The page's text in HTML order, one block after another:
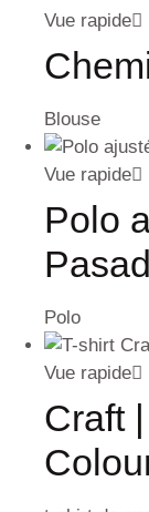
Vue rapide
Blouse
Vue rapide
Polo
Polo
Vue rapide
Craft